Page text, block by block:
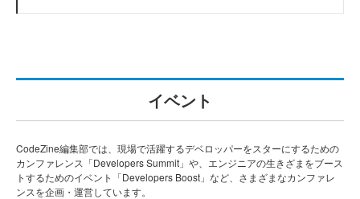
イベント
CodeZine編集部では、現場で活躍するデベロッパーをスターにするための
カンファレンス「Developers Summit」や、エンジニアの生きざまをブース
トするためのイベント「Developers Boost」など、さまざまなカンファレ
ンスを企画・運営しています。